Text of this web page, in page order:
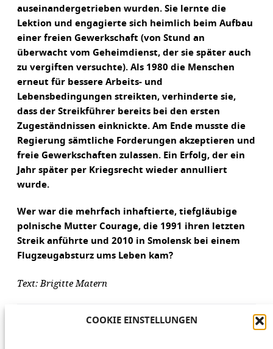
COOKIE EINSTELLUNGEN
auseinandergetrieben wurden. Sie lernte die
Lektion und engagierte sich heimlich beim Aufbau
einer freien Gewerkschaft (von Stund an
überwacht vom Geheimdienst, der sie später auch
zu vergiften versuchte). Als 1980 die Menschen
erneut für bessere Arbeits- und
Lebensbedingungen streikten, verhinderte sie,
dass der Streikführer bereits bei den ersten
Zugeständnissen einknickte. Am Ende musste die
Regierung sämtliche Forderungen akzeptieren und
freie Gewerkschaften zulassen. Ein Erfolg, der ein
Jahr später per Kriegsrecht wieder annulliert
wurde.
Wer war die mehrfach inhaftierte, tiefgläubige
polnische Mutter Courage, die 1991 ihren letzten
Streik anführte und 2010 in Smolensk bei einem
Flugzeugabsturz ums Leben kam?
Text: Brigitte Matern
AUFLÖSUNG DES RÄTSELS